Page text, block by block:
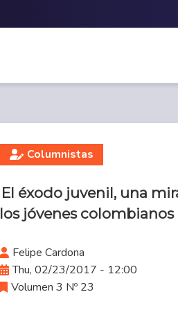
Columnistas
El éxodo juvenil, una
los jóvenes colombianos
Felipe Cardona
Thu, 02/23/2017 - 12:00
Volumen 3 Nº 23